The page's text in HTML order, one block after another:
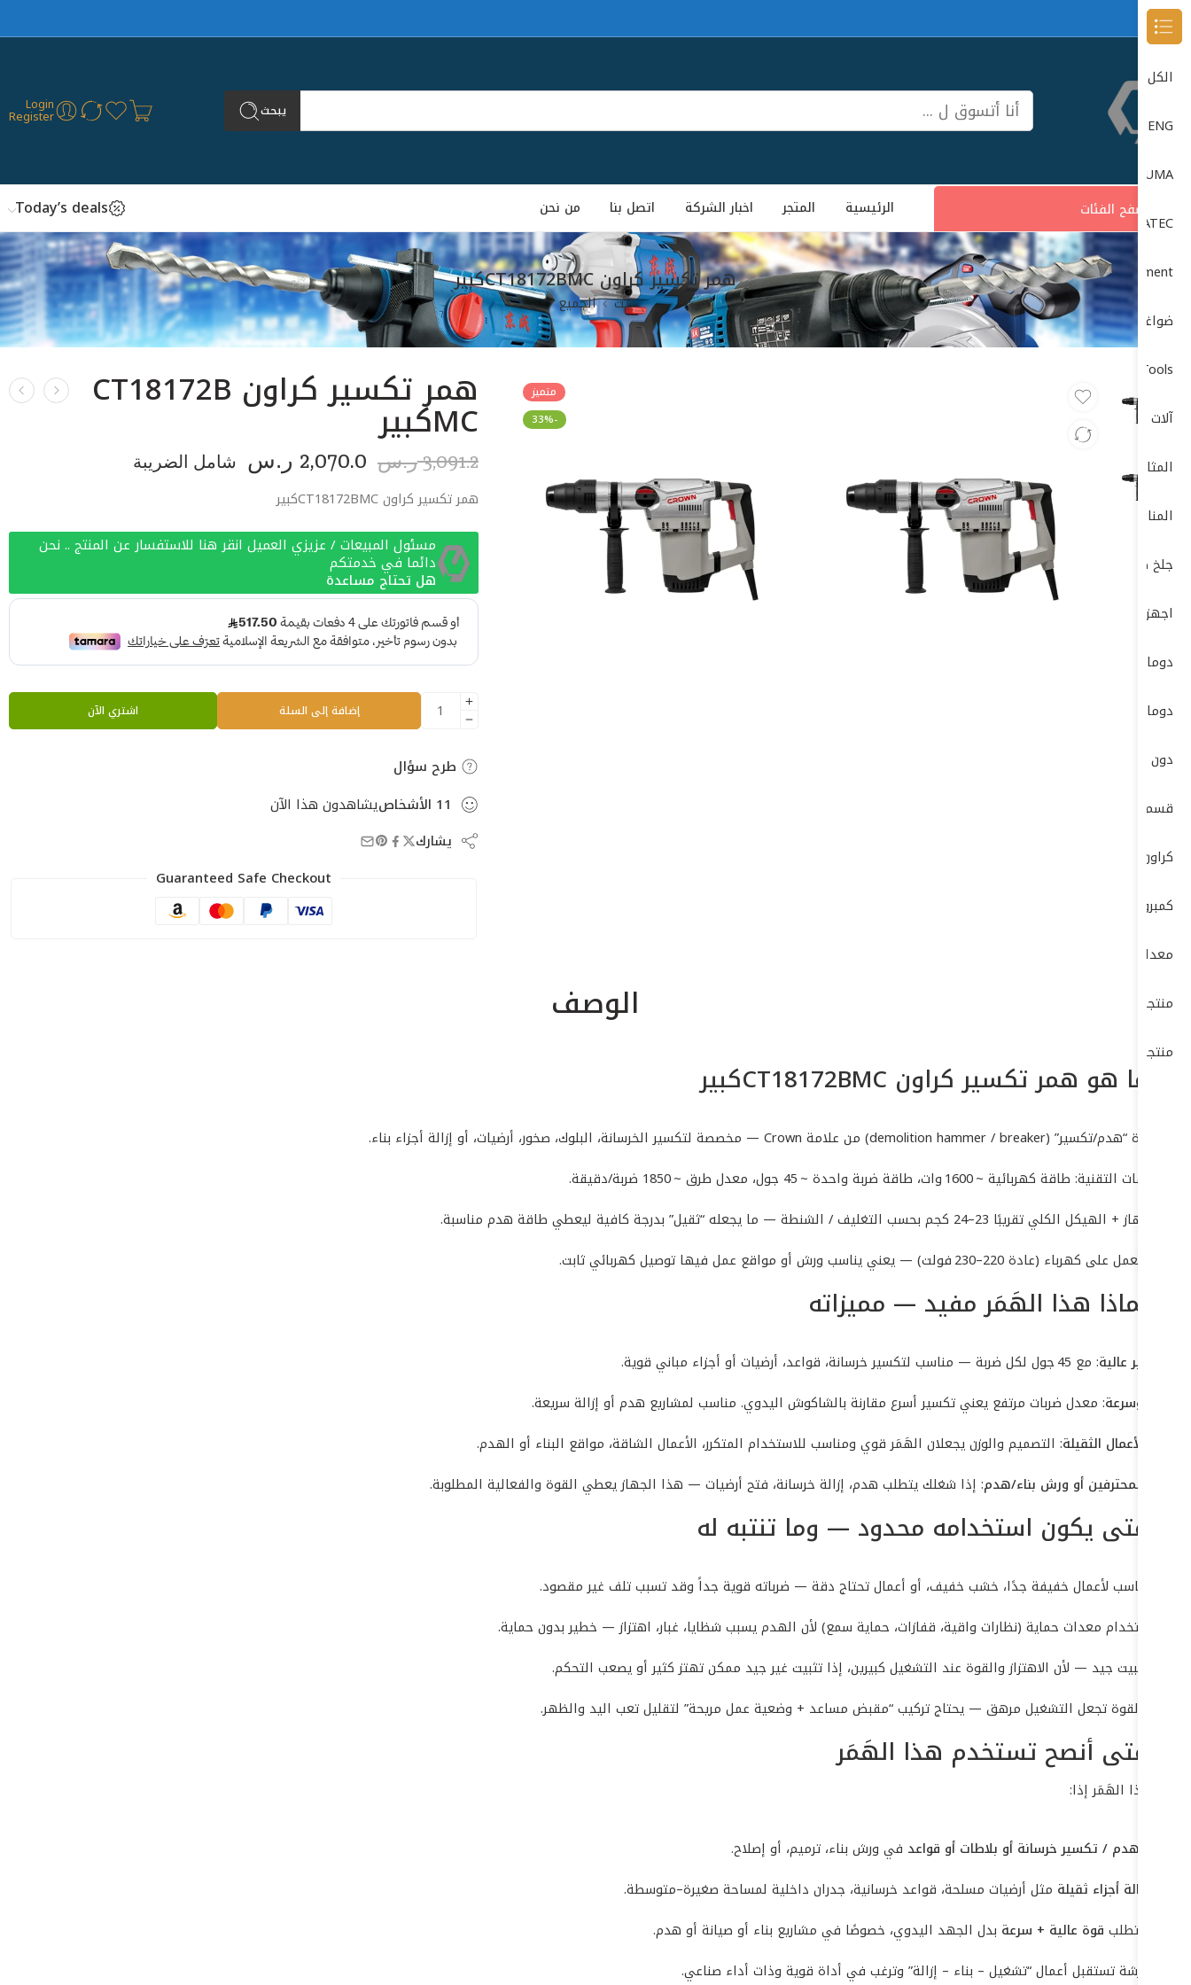
يبحث Login
Register
تصفح الفئات الرئيسية المتجر اخبار الشركة اتصل بنا من نحن Today’s deals
همر تكسير كراون CT18172BMCكبير
بيت الجميع
متميز
-33%
همر تكسير كراون CT18172B
MCكبير
3,091.2 ر.س 2,070.0 ر.س شامل الضريبة
همر تكسير كراون CT18172BMCكبير
مسئول المبيعات / عزيزي العميل انقر هنا للاستفسار عن المنتج .. نحن
دائما في خدمتكم
هل تحتاج مساعدة
إضافة إلى السلة اشتري الآن
طرح سؤال
11 الأشخاصيشاهدون هذا الآن
يشارك
Guaranteed Safe Checkout
الوصف
ما هو همر تكسير كراون CT18172BMCكبير
هذا أداة “هدم/تكسير” (demolition hammer / breaker) من علامة Crown — مخصصة لتكسير الخرسانة، البلوك، صخور، أرضيات، أو إزالة أجزاء بناء.
المواصفات التقنية: طاقة كهربائية ~ 1600 وات، طاقة ضربة واحدة ~ 45 جول، معدل طرق ~ 1850 ضربة/دقيقة.
وزن الجهاز + الهيكل الكلي تقريبًا 23–24 كجم بحسب التغليف / الشنطة — ما يجعله “ثقيل” بدرجة كافية ليعطي طاقة هدم مناسبة.
الجهاز يعمل على كهرباء (عادة 220–230 فولت) — يعني يناسب ورش أو مواقع عمل فيها توصيل كهربائي ثابت.
لماذا هذا الهَمَر مفيد — مميزاته
قوة تأثير عالية: مع 45 جول لكل ضربة — مناسب لتكسير خرسانة، قواعد، أرضيات أو أجزاء مباني قوية.
كفاءة وسرعة: معدل ضربات مرتفع يعني تكسير أسرع مقارنة بالشاكوش اليدوي. مناسب لمشاريع هدم أو إزالة سريعة.
تحمّل للأعمال الثقيلة: التصميم والوزن يجعلان الهَمَر قوي ومناسب للاستخدام المتكرر، الأعمال الشاقة، مواقع البناء أو الهدم.
مناسب لمحترفين أو ورش بناء/هدم: إذا شغلك يتطلب هدم، إزالة خرسانة، فتح أرضيات — هذا الجهاز يعطي القوة والفعالية المطلوبة.
متى يكون استخدامه محدود — وما تنتبه له
ليس مناسب لأعمال خفيفة جدًا، خشب خفيف، أو أعمال تحتاج دقة — ضرباته قوية جداً وقد تسبب تلف غير مقصود.
يجب استخدام معدات حماية (نظارات واقية، قفازات، حماية سمع) لأن الهدم يسبب شظايا، غبار، اهتزاز — خطير بدون حماية.
تحتاج تثبيت جيد — لأن الاهتزاز والقوة عند التشغيل كبيرين، إذا تثبيت غير جيد ممكن تهتز كثير أو يصعب التحكم.
الوزن والقوة تجعل التشغيل مرهق — يحتاج تركيب “مقبض مساعد + وضعية عمل مريحة” لتقليل تعب اليد والظهر.
متى أنصح تستخدم هذا الهَمَر
أنصح هذا الهَمَر إذا:
هدم / تكسير خرسانة أو بلاطات أو قواعد في ورش بناء، ترميم، أو إصلاح.
إزالة أجزاء ثقيلة مثل أرضيات مسلحة، قواعد خرسانية، جدران داخلية لمساحة صغيرة–متوسطة.
شغلك يتطلب قوة عالية + سرعة بدل الجهد اليدوي، خصوصًا في مشاريع بناء أو صيانة أو هدم.
عندك ورشة تستقبل أعمال “تشغيل – بناء – إزالة” وترغب في أداة قوية وذات أداء صناعي.
الكل
DONG CHENG دون شون
DUMA
DUMATEC
Garage Equipment (معدات الورش)
ضواغط الهواء (Air Compressors)
Power Tools (الأدوات الكهربائية)
آلات الصنفرة (Sanders)
المثاقب الكهربائية (Drills)
المناشير الكهربائية (Saws)
جلخ صاروخ
اجهزة-كهربائية-وضغط-عالي
دوما
دوماتيك
دون شون DONG CHENG
قسم الكهرباء ELECTRIC DEP
كراون- CROWN
كمبروسرات + طرمبات
معدات البناشر ومراكز الصيانة
منتجات بوش – BOSCH
منتجات ماكيتا – MAKITA